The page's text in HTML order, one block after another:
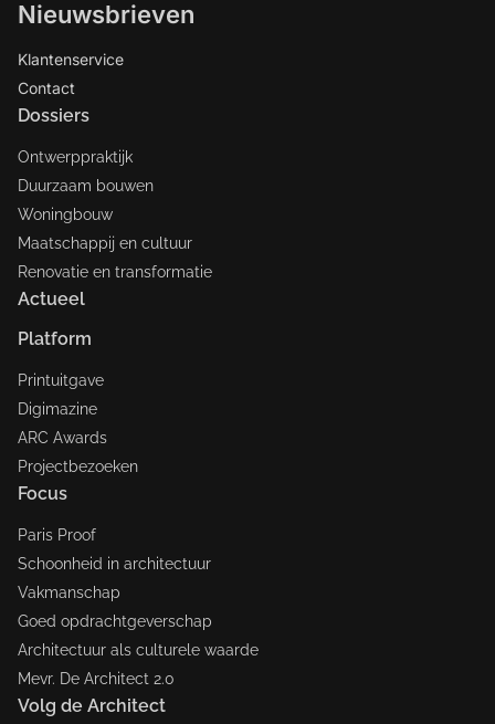
Nieuwsbrieven
Klantenservice
Contact
Dossiers
Ontwerppraktijk
Duurzaam bouwen
Woningbouw
Maatschappij en cultuur
Renovatie en transformatie
Actueel
Platform
Printuitgave
Digimazine
ARC Awards
Projectbezoeken
Focus
Paris Proof
Schoonheid in architectuur
Vakmanschap
Goed opdrachtgeverschap
Architectuur als culturele waarde
Mevr. De Architect 2.0
Volg de Architect